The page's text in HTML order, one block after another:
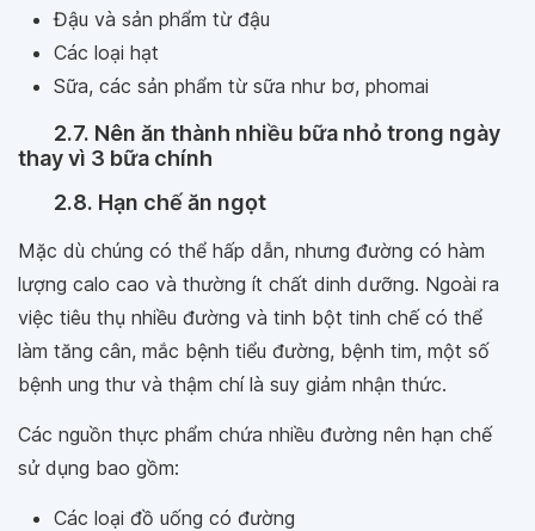
Đậu và sản phẩm từ đậu
Các loại hạt
Sữa, các sản phẩm từ sữa như bơ, phomai
2.7. Nên ăn thành nhiều bữa nhỏ trong ngày
thay vì 3 bữa chính
2.8. Hạn chế ăn ngọt
Mặc dù chúng có thể hấp dẫn, nhưng đường có hàm
lượng calo cao và thường ít chất dinh dưỡng. Ngoài ra
việc tiêu thụ nhiều đường và tinh bột tinh chế có thể
làm tăng cân, mắc bệnh tiểu đường, bệnh tim, một số
bệnh ung thư và thậm chí là suy giảm nhận thức.
Các nguồn thực phẩm chứa nhiều đường nên hạn chế
sử dụng bao gồm:
Các loại đồ uống có đường